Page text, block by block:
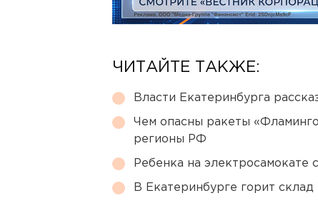
ЧИТАЙТЕ ТАКЖЕ:
Власти Екатеринбурга
Чем опасны ракеты
регионы РФ
Ребенка на электросамокате
В Екатеринбурге горит